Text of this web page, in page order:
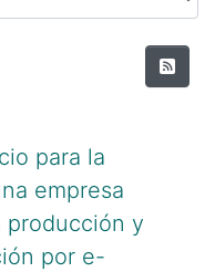
para la
empresa
producción y
por e-